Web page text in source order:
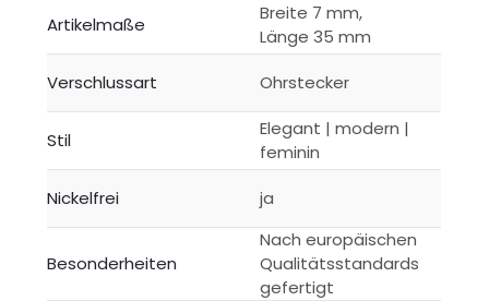
Artikelmaße
Breite 7 mm,
Länge 35 mm
Verschlussart
Ohrstecker
Stil
Elegant | modern |
feminin
Nickelfrei
ja
Besonderheiten
Nach europäischen
Qualitätsstandards
gefertigt